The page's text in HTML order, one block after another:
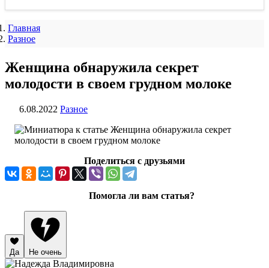
Главная
Разное
Женщина обнаружила секрет
молодости в своем грудном молоке
6.08.2022 Разное
Поделиться с друзьями
Помогла ли вам статья?
Да Не очень